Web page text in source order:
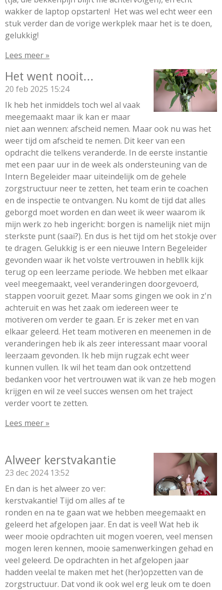
wakker de laptop opstarten! Het was wel echt weer een
stuk verder dan de vorige werkplek maar het is te doen,
gelukkig!
Lees meer »
Het went nooit...
20 feb 2025 15:24
Ik heb het inmiddels toch wel al vaak
meegemaakt maar ik kan er maar
niet aan wennen: afscheid nemen. Maar ook nu was het
weer tijd om afscheid te nemen. Dit keer van een
opdracht die telkens veranderde. In de eerste instantie
met een paar uur in de week als ondersteuning van de
Intern Begeleider maar uiteindelijk om de gehele
zorgstructuur neer te zetten, het team erin te coachen
en de inspectie te ontvangen. Nu komt de tijd dat alles
geborgd moet worden en dan weet ik weer waarom ik
mijn werk zo heb ingericht: borgen is namelijk niet mijn
sterkste punt (saai?). En dus is het tijd om het stokje over
te dragen. Gelukkig is er een nieuwe Intern Begeleider
gevonden waar ik het volste vertrouwen in heb!Ik kijk
terug op een leerzame periode. We hebben met elkaar
veel meegemaakt, veel veranderingen doorgevoerd,
stappen vooruit gezet. Maar soms gingen we ook in z'n
achteruit en was het zaak om iedereen weer te
motiveren om verder te gaan. Er is zeker met en van
elkaar geleerd. Het team motiveren en meenemen in de
veranderingen heb ik als zeer interessant maar vooral
leerzaam gevonden. Ik heb mijn rugzak echt weer
kunnen vullen. Ik wil het team dan ook ontzettend
bedanken voor het vertrouwen wat ik van ze heb mogen
krijgen en wil ze veel succes wensen om het traject
verder voort te zetten.
Lees meer »
Alweer kerstvakantie
23 dec 2024 13:52
En dan is het alweer zo ver:
kerstvakantie! Tijd om alles af te
ronden en na te gaan wat we hebben meegemaakt en
geleerd het afgelopen jaar. En dat is veel! Wat heb ik
weer mooie opdrachten uit mogen voeren, veel mensen
mogen leren kennen, mooie samenwerkingen gehad en
veel geleerd. De opdrachten in het afgelopen jaar
hadden veelal te maken met het (her)opzetten van de
zorgstructuur. Dat vond ik ook wel erg leuk om te doen